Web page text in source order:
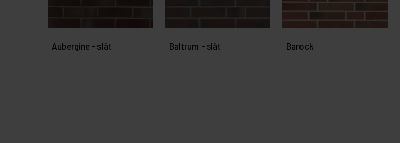
Aubergine - slät Baltrum - slät Barock